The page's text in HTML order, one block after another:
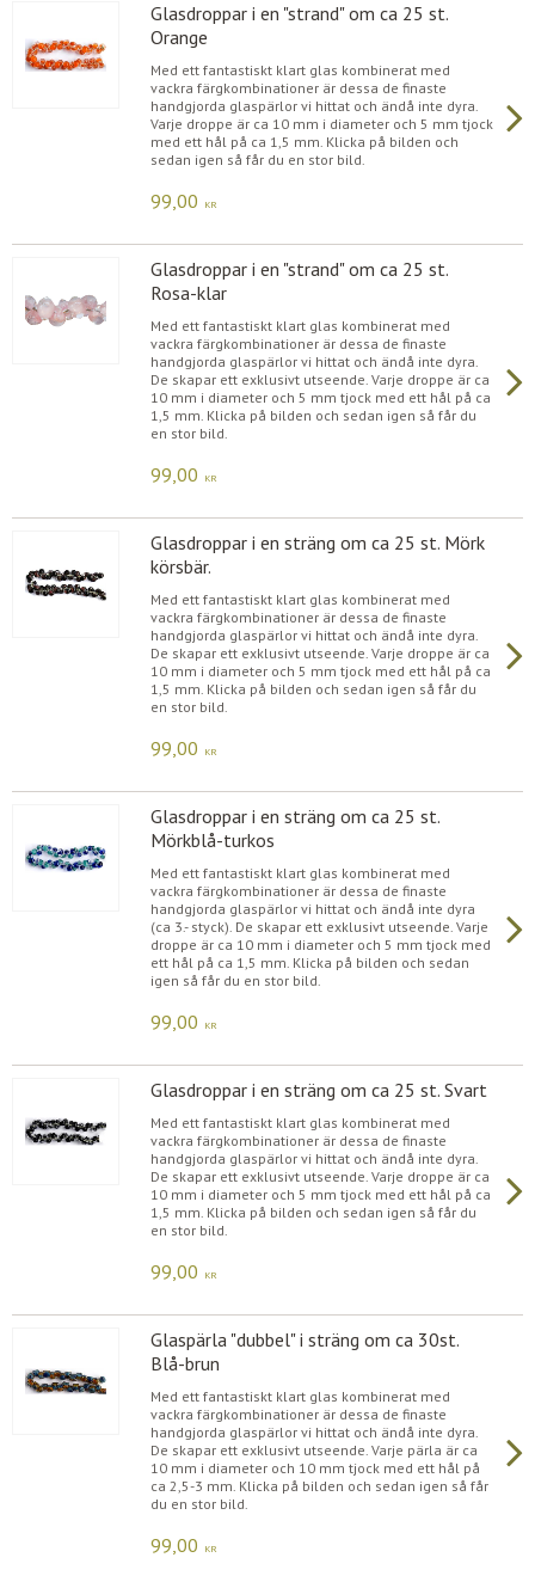
Glasdroppar i en "strand" om ca 25 st.
Orange
Med ett fantastiskt klart glas kombinerat med
vackra färgkombinationer är dessa de finaste
handgjorda glaspärlor vi hittat och ändå inte dyra.
Varje droppe är ca 10 mm i diameter och 5 mm tjock
med ett hål på ca 1,5 mm. Klicka på bilden och
sedan igen så får du en stor bild.
99,00 KR
Glasdroppar i en "strand" om ca 25 st.
Rosa-klar
Med ett fantastiskt klart glas kombinerat med
vackra färgkombinationer är dessa de finaste
handgjorda glaspärlor vi hittat och ändå inte dyra.
De skapar ett exklusivt utseende. Varje droppe är ca
10 mm i diameter och 5 mm tjock med ett hål på ca
1,5 mm. Klicka på bilden och sedan igen så får du
en stor bild.
99,00 KR
Glasdroppar i en sträng om ca 25 st. Mörk
körsbär.
Med ett fantastiskt klart glas kombinerat med
vackra färgkombinationer är dessa de finaste
handgjorda glaspärlor vi hittat och ändå inte dyra.
De skapar ett exklusivt utseende. Varje droppe är ca
10 mm i diameter och 5 mm tjock med ett hål på ca
1,5 mm. Klicka på bilden och sedan igen så får du
en stor bild.
99,00 KR
Glasdroppar i en sträng om ca 25 st.
Mörkblå-turkos
Med ett fantastiskt klart glas kombinerat med
vackra färgkombinationer är dessa de finaste
handgjorda glaspärlor vi hittat och ändå inte dyra
(ca 3.- styck). De skapar ett exklusivt utseende. Varje
droppe är ca 10 mm i diameter och 5 mm tjock med
ett hål på ca 1,5 mm. Klicka på bilden och sedan
igen så får du en stor bild.
99,00 KR
Glasdroppar i en sträng om ca 25 st. Svart
Med ett fantastiskt klart glas kombinerat med
vackra färgkombinationer är dessa de finaste
handgjorda glaspärlor vi hittat och ändå inte dyra.
De skapar ett exklusivt utseende. Varje droppe är ca
10 mm i diameter och 5 mm tjock med ett hål på ca
1,5 mm. Klicka på bilden och sedan igen så får du
en stor bild.
99,00 KR
Glaspärla "dubbel" i sträng om ca 30st.
Blå-brun
Med ett fantastiskt klart glas kombinerat med
vackra färgkombinationer är dessa de finaste
handgjorda glaspärlor vi hittat och ändå inte dyra.
De skapar ett exklusivt utseende. Varje pärla är ca
10 mm i diameter och 10 mm tjock med ett hål på
ca 2,5-3 mm. Klicka på bilden och sedan igen så får
du en stor bild.
99,00 KR